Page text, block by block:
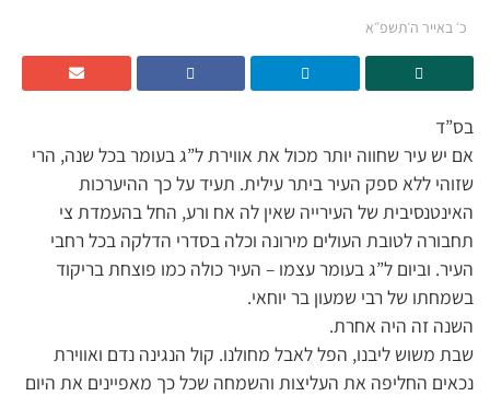
כ׳ באייר ה׳תשפ״א
בס”ד
אם יש עיר שחווה יותר מכול את אווירת ל”ג בעומר בכל שנה, הרי
שזוהי ללא ספק העיר ביתר עילית. תעיד על כך ההיערכות
האינטנסיבית של העירייה שאין לה אח ורע, החל בהעמדת צי
תחבורה לטובת העולים מירונה וכלה בסדרי הדלקה בכל רחבי
העיר. וביום ל”ג בעומר עצמו – העיר כולה כמו פוצחת בריקוד
בשמחתו של רבי שמעון בר יוחאי.
השנה זה היה אחרת.
שבת משוש ליבנו, הפל לאבל מחולנו. קול הנגינה נדם ואווירת
נכאים החליפה את העליצות והשמחה שכל כך מאפיינים את היום